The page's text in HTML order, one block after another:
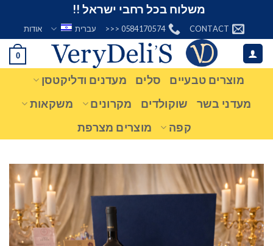
content
משלוח בכל רחבי ישראל !!
CONTACT
0584170574 <<< עברית אודות
0
מוצרים טבעיים סלים
מעדנים ודליקטסן
מעדני בשר
שוקולדים מקרונים
משקאות
קפה
מוצרים מצרפת